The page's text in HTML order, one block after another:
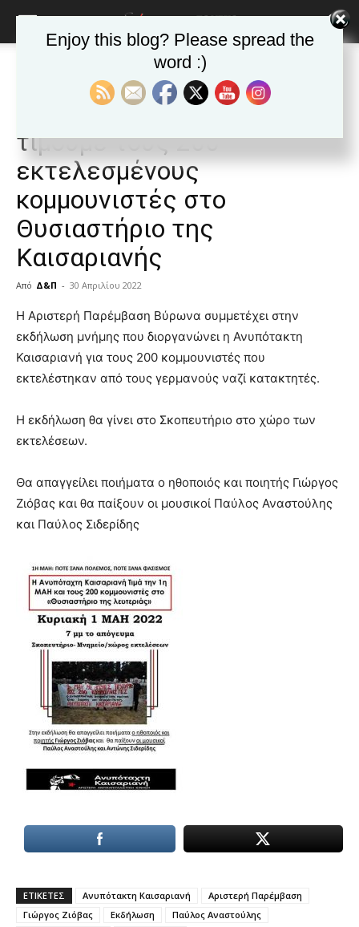
Ανακοινώσεις - Δελτία τύπου
Ανακοινώσεις - Δελτία τύπου Δημοφιλή άρθρα
Κυριακή 1η Μάη στις 7 μμ
τιμούμε τους 200
εκτελεσμένους
κομμουνιστές στο
Θυσιαστήριο της
Καισαριανής
Από Δ&Π - 30 Απριλίου 2022
blonde
lesbians
hot
cam
xxx
lyons
you
the
meaning
of
pornhun
Η Αριστερή Παρέμβαση Βύρωνα συμμετέχει στην
εκδήλωση μνήμης που διοργανώνει η Ανυπότακτη
Καισαριανή για τους 200 κομμουνιστές που
εκτελέστηκαν από τους γερμανούς ναζί κατακτητές.
Η εκδήλωση θα γίνει στο Σκοπευτήριο στο χώρο των
εκτελέσεων.
Θα απαγγείλει ποιήματα ο ηθοποιός και ποιητής Γιώργος
Ζιόβας και θα παίξουν οι μουσικοί Παύλος Αναστούλης
και Παύλος Σιδερίδης
ΕΤΙΚΕΤΕΣ Ανυπότακτη Καισαριανή
Αριστερή Παρέμβαση
Γιώργος Ζιόβας
Εκδήλωση
Παύλος Αναστούλης
Enjoy this blog? Please spread the
word :)